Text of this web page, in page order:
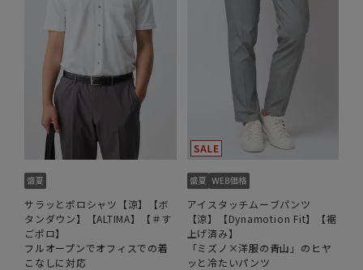
サラッとポロシャツ【涼】【ボ
タンダウン】【ALTIMA】【＃す
ごポロ】
フルオープンでオフィスでの着
こなしに対応
アイスタッチムーブパンツ
【涼】【Dynamotion Fit】【裾
上げ済み】
「ミズノ×洋服の青山」のヒヤ
ッと冷たいパンツ